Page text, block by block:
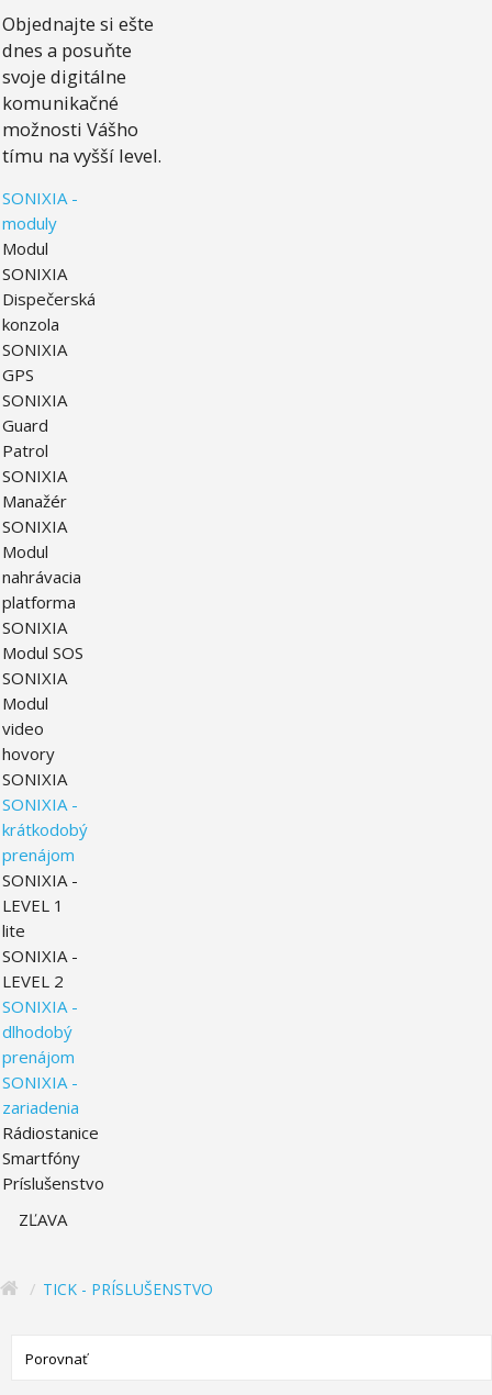
Objednajte si ešte
dnes a posuňte
svoje digitálne
komunikačné
možnosti Vášho
tímu na vyšší level.
SONIXIA -
moduly
Modul
SONIXIA
Dispečerská
konzola
SONIXIA
GPS
SONIXIA
Guard
Patrol
SONIXIA
Manažér
SONIXIA
Modul
nahrávacia
platforma
SONIXIA
Modul SOS
SONIXIA
Modul
video
hovory
SONIXIA
SONIXIA -
krátkodobý
prenájom
SONIXIA -
LEVEL 1
lite
SONIXIA -
LEVEL 2
SONIXIA -
dlhodobý
prenájom
SONIXIA -
zariadenia
Rádiostanice
Smartfóny
Príslušenstvo
ZĽAVA
TICK - PRÍSLUŠENSTVO
Porovnať